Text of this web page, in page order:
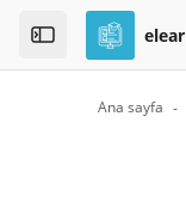
Skip to sidebar
Skip to page footer
Ana içeriğe git
Open the sidebar
Ana sayfa